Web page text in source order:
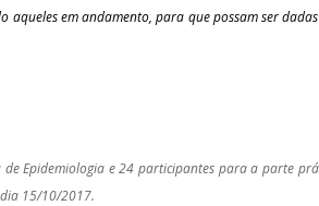
aqueles em andamento, para que possam ser
Epidemiologia e 24 participantes para a parte
15/10/2017.